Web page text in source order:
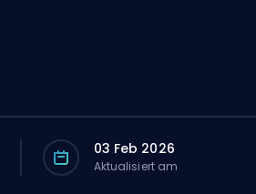
03 Feb 2026
Aktualisiert am